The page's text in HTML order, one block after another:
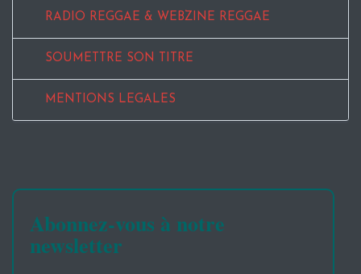
RADIO REGGAE & WEBZINE REGGAE
SOUMETTRE SON TITRE
MENTIONS LEGALES
Abonnez-vous à notre
newsletter